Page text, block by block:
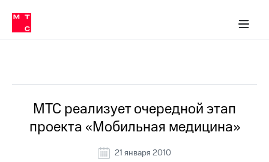
Медиа-центр
и акционерам
Устойчивое развитие
Комплаенс и деловая этика
компании
Карьера
История
компании
Руководство
в МТС
Пресс-
релизы
о технологиях
МТС реализует очередной этап
проекта «Мобильная медицина»
21 января 2010